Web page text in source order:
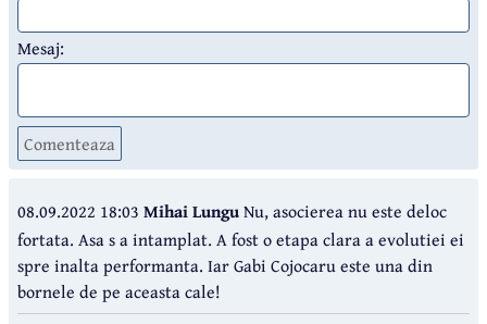
Mesaj:
Comenteaza
08.09.2022 18:03 Mihai LunguNu, asocierea nu este deloc
fortata. Asa s a intamplat. A fost o etapa clara a evolutiei ei
spre inalta performanta. Iar Gabi Cojocaru este una din
bornele de pe aceasta cale!